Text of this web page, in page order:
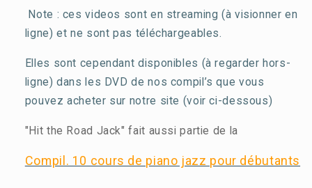
Note : ces videos sont en streaming (à visionner en
ligne) et ne sont pas téléchargeables.
Elles sont cependant disponibles (à regarder hors-
ligne) dans les DVD de nos compil’s que vous
pouvez acheter sur notre site (voir ci-dessous)
"Hit the Road Jack" fait aussi partie de la
Compil. 10 cours de piano jazz pour débutants